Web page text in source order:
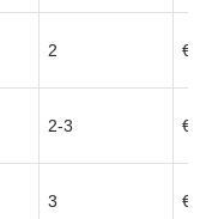
2 €27
2-3 €28
3 €32